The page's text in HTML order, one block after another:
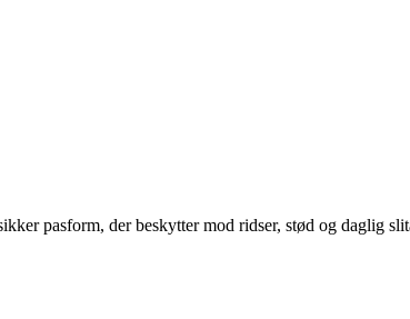
pasform, der beskytter mod ridser, stød og daglig